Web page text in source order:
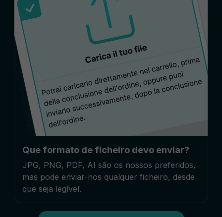
Que formato de ficheiro devo enviar?
JPG, PNG, PDF, AI são os nossos preferidos,
mas pode enviar-nos qualquer ficheiro, desde
que seja legível.